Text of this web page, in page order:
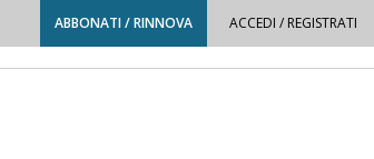
ABBONATI / RINNOVA ACCEDI / REGISTRATI